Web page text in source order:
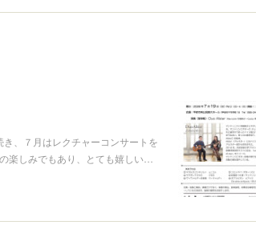
、７月はレクチャーコンサートを
楽しみでもあり、とても嬉しい…